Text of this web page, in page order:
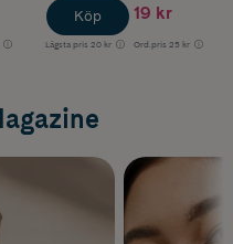
Lägsta pris 20 kr
Köp 19 kr
Ord.pris 25 kr